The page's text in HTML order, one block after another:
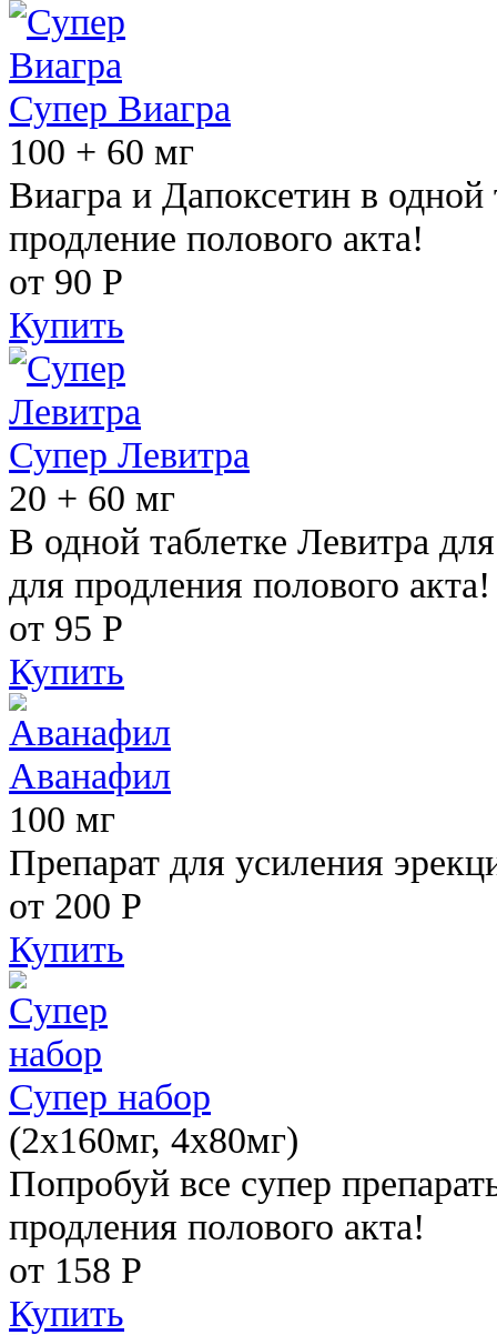
Супер Виагра
100 + 60 мг
Виагра и Дапоксетин в одной
продление полового акта!
от 90 Р
Купить
Супер Левитра
20 + 60 мг
В одной таблетке Левитра
для продления полового акта!
от 95 Р
Купить
Аванафил
100 мг
Препарат для усиления
от 200 Р
Купить
Супер набор
(2х160мг, 4х80мг)
Попробуй все супер
продления полового акта!
от 158 Р
Купить